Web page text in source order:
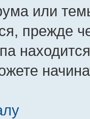
или
прежде